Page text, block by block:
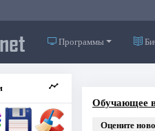
Программы
Обучающее
Оцените